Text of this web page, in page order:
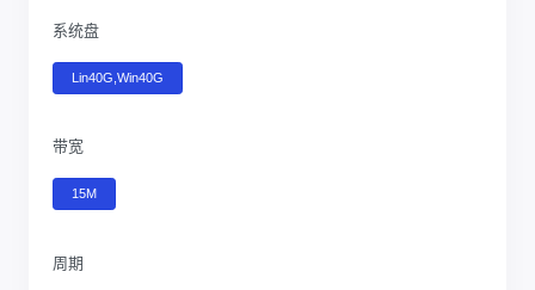
系统盘
Lin40G,Win40G
带宽
15M
周期